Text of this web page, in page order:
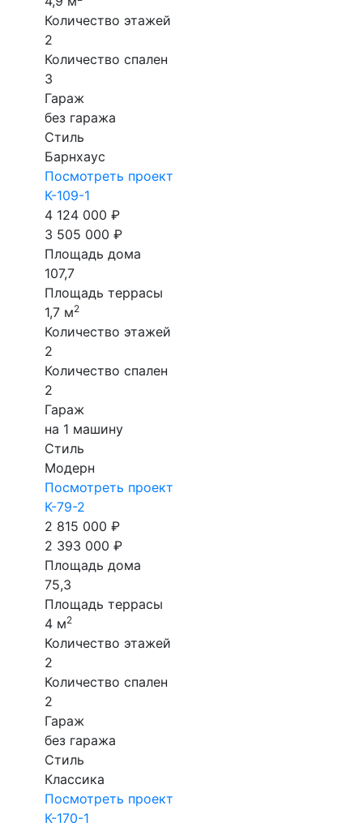
Количество этажей
2
Количество спален
3
Гараж
без гаража
Стиль
Барнхаус
Посмотреть проект
К-109-1
4 124 000 ₽
3 505 000 ₽
Площадь дома
107,7
Площадь террасы
1,7 м2
Количество этажей
2
Количество спален
2
Гараж
на 1 машину
Стиль
Модерн
Посмотреть проект
К-79-2
2 815 000 ₽
2 393 000 ₽
Площадь дома
75,3
Площадь террасы
4 м2
Количество этажей
2
Количество спален
2
Гараж
без гаража
Стиль
Классика
Посмотреть проект
К-170-1